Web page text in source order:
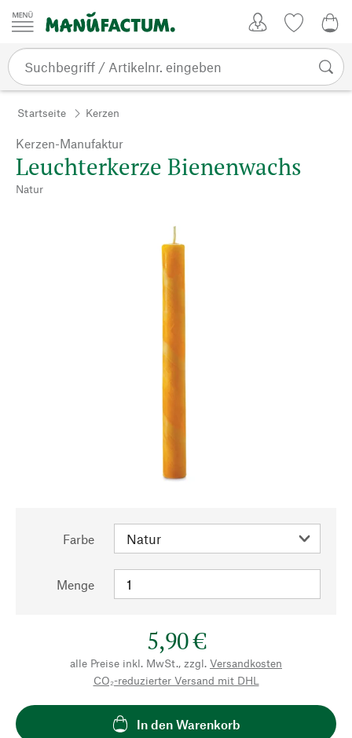
Zum Inhalt springen
Startseite Kerzen
Kerzen-Manufaktur
Leuchterkerze Bienenwachs
Natur
Farbe
Menge
5,90 €
alle Preise inkl. MwSt., zzgl. Versandkosten
CO₂-reduzierter Versand mit DHL
In den Warenkorb